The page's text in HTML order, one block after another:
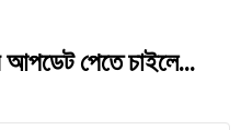
আপডেট পেতে চাইলে...